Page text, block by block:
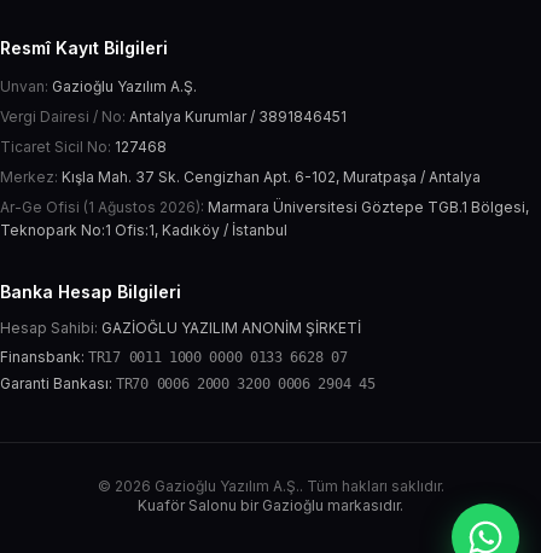
Resmî Kayıt Bilgileri
Unvan: Gazioğlu Yazılım A.Ş.
Vergi Dairesi / No: Antalya Kurumlar / 3891846451
Ticaret Sicil No: 127468
Merkez: Kışla Mah. 37 Sk. Cengizhan Apt. 6-102, Muratpaşa / Antalya
Ar-Ge Ofisi (1 Ağustos 2026): Marmara Üniversitesi Göztepe TGB.1 Bölgesi,
Teknopark No:1 Ofis:1, Kadıköy / İstanbul
Banka Hesap Bilgileri
Hesap Sahibi: GAZİOĞLU YAZILIM ANONİM ŞİRKETİ
Finansbank: TR17 0011 1000 0000 0133 6628 07
Garanti Bankası: TR70 0006 2000 3200 0006 2904 45
© 2026 Gazioğlu Yazılım A.Ş.. Tüm hakları saklıdır.
Kuaför Salonu bir Gazioğlu markasıdır.